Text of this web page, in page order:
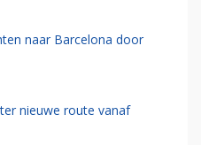
naar Barcelona door
nieuwe route vanaf